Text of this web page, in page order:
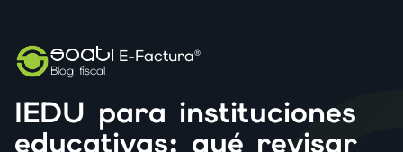
SOATI E-Factura®
Blog fiscal
IEDU para instituciones
educativas: qué revisar